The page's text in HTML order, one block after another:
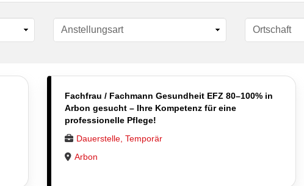
Fachfrau / Fachmann Gesundheit EFZ 80–100% in
Arbon gesucht – Ihre Kompetenz für eine
professionelle Pflege!
Dauerstelle, Temporär
Arbon